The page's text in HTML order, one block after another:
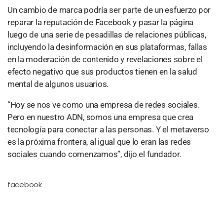
Un cambio de marca podría ser parte de un esfuerzo por
reparar la reputación de Facebook y pasar la página
luego de una serie de pesadillas de relaciones públicas,
incluyendo la desinformación en sus plataformas, fallas
en la moderación de contenido y revelaciones sobre el
efecto negativo que sus productos tienen en la salud
mental de algunos usuarios.
“Hoy se nos ve como una empresa de redes sociales.
Pero en nuestro ADN, somos una empresa que crea
tecnología para conectar a las personas. Y el metaverso
es la próxima frontera, al igual que lo eran las redes
sociales cuando comenzamos”, dijo el fundador.
facebook